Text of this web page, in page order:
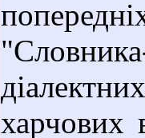
харчових